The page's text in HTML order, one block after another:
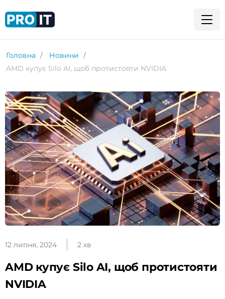
Головна
Новини
AMD купує Silo AI, щоб протистояти NVIDIA
12 липня, 2024 2 хв
AMD купує Silo AI, щоб протистояти
NVIDIA